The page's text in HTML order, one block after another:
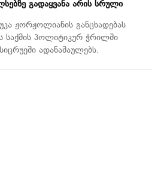
გადაყვანა არის სრული
ჟორჟოლიანის განცხადებას
საქმის პოლიტიკურ ჭრილში
ადანაშაულებს.